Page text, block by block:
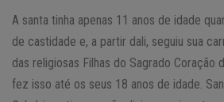
A santa tinha apenas 11 anos de idade
de castidade e, a partir dali, seguiu sua
das religiosas Filhas do Sagrado Coração
fez isso até os seus 18 anos de idade.